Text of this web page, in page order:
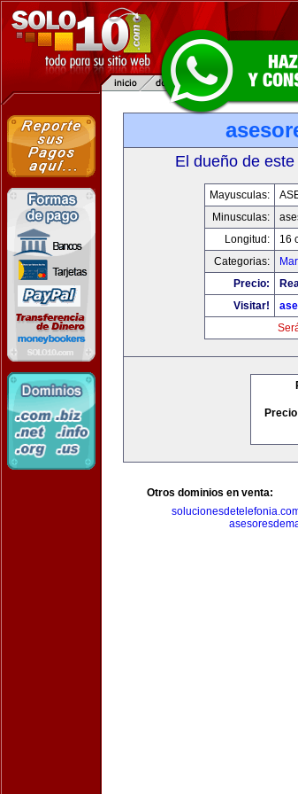
El dueño de
Mayusculas:
Minusculas:
Longitud:
16
Categorias:
Precio:
Visitar!
Otros dominios en venta: